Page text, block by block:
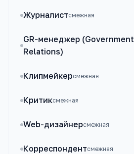
Журналистсмежная
GR-менеджер (Government
Relations)
Клипмейкерсмежная
Критиксмежная
Web-дизайнерсмежная
Корреспондентсмежная